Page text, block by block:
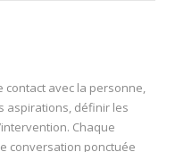
contact avec la personne,
aspirations, définir les
Chaque
conversation ponctuée